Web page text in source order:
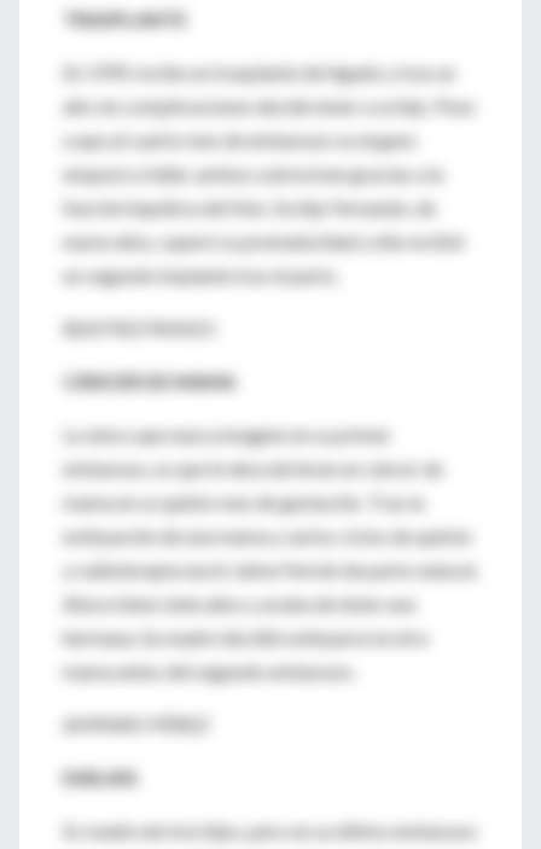
TRASPLANTE
En 1995 recibe un trasplante de hígado y tras un
año sin complicaciones decide tener a su hijo. Pese
a que al cuarto mes de embarazo su órgano
empezó a fallar, ambos sobreviven gracias a la
función hepática del feto. Su hijo Fernando, de
nueve años, superó su prematuridad y ella recibió
un segundo implante tras el parto.
BEATRIZ PANDO
CÁNCER DE MAMA
Lo único que nunca imaginó en su primer
embarazo, es que le descubrieran un cáncer de
mama en su quinto mes de gestación. Tras la
extirpación de una mama y varios ciclos de quimio
y radioterapia nació Jaime Fermín de parto natural.
Ahora tiene siete años y acaba de tener una
hermana. Su madre decidió extirparse la otra
mama antes del segundo embarazo.
AMPARO PÉREZ
DIÁLISIS
Es madre de tres hijos, pero en su último embarazo